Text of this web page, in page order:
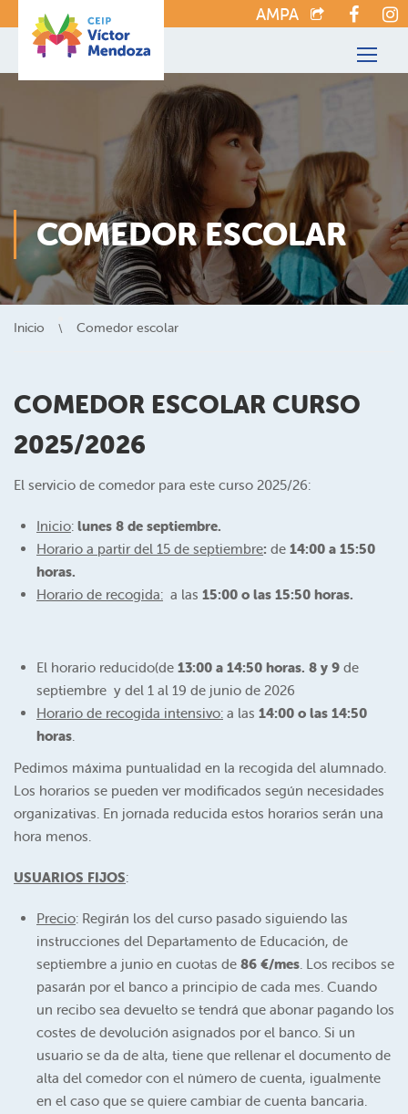
AMPA
COMEDOR ESCOLAR
Inicio Comedor escolar
COMEDOR ESCOLAR CURSO
2025/2026
El servicio de comedor para este curso 2025/26:
Inicio: lunes 8 de septiembre.
Horario a partir del 15 de septiembre: de 14:00 a 15:50
horas.
Horario de recogida: a las 15:00 o las 15:50 horas.
El horario reducido(de 13:00 a 14:50 horas. 8 y 9 de
septiembre y del 1 al 19 de junio de 2026
Horario de recogida intensivo: a las 14:00 o las 14:50
horas.
Pedimos máxima puntualidad en la recogida del alumnado.
Los horarios se pueden ver modificados según necesidades
organizativas. En jornada reducida estos horarios serán una
hora menos.
USUARIOS FIJOS:
Precio: Regirán los del curso pasado siguiendo las
instrucciones del Departamento de Educación, de
septiembre a junio en cuotas de 86 €/mes. Los recibos se
pasarán por el banco a principio de cada mes. Cuando
un recibo sea devuelto se tendrá que abonar pagando los
costes de devolución asignados por el banco. Si un
usuario se da de alta, tiene que rellenar el documento de
alta del comedor con el número de cuenta, igualmente
en el caso que se quiere cambiar de cuenta bancaria.